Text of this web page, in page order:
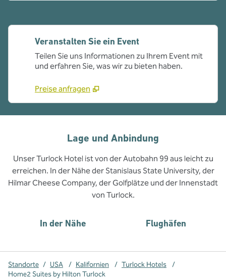
Veranstalten Sie ein Event
Teilen Sie uns Informationen zu Ihrem Event mit
und erfahren Sie, was wir zu bieten haben.
Preise anfragen
Lage und Anbindung
Unser Turlock Hotel ist von der Autobahn 99 aus leicht zu
erreichen. In der Nähe der Stanislaus State University, der
Hilmar Cheese Company, der Golfplätze und der Innenstadt
von Turlock.
In der Nähe Flughäfen
Standorte / USA / Kalifornien / Turlock Hotels
/
Home2 Suites by Hilton Turlock